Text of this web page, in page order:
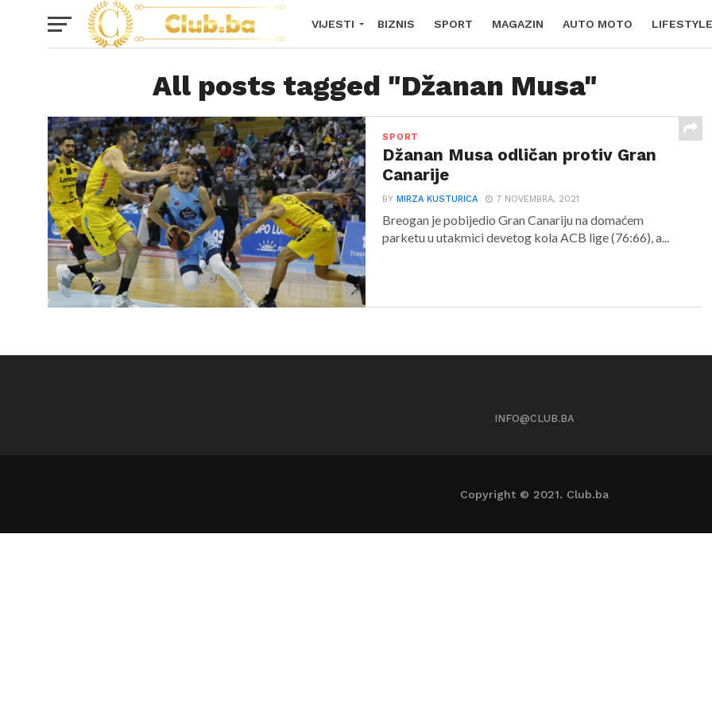
VIJESTI BIZNIS SPORT MAGAZIN AUTO MOTO LIFESTYLE
All posts tagged "Džanan Musa"
SPORT
Džanan Musa odličan protiv Gran
Canarije
BYMIRZA KUSTURICA 7 NOVEMBRA, 2021
Breogan je pobijedio Gran Canariju na domaćem
parketu u utakmici devetog kola ACB lige (76:66), a...
INFO@CLUB.BA
Copyright © 2021. Club.ba